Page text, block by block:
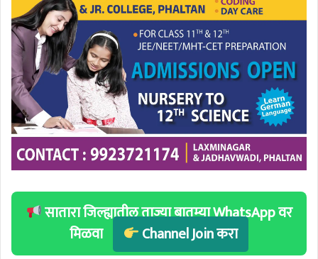
सातारा जिल्ह्यातील ताज्या बातम्या WhatsApp वर
मिळवा
Channel Join करा